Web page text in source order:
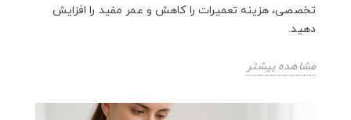
تخصصی، هزینه تعمیرات را کاهش و عمر مفید را افزایش
دهید.
مشاهده بیشتر